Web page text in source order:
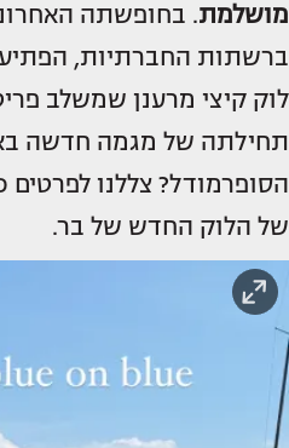
מושלמת. בחופשתה
ברשתות החברתיות,
לוק קיצי מרענן שמשלב
תחילתה של מגמה חדשה
הסופרמודל? צללנו
של הלוק החדש של בר.